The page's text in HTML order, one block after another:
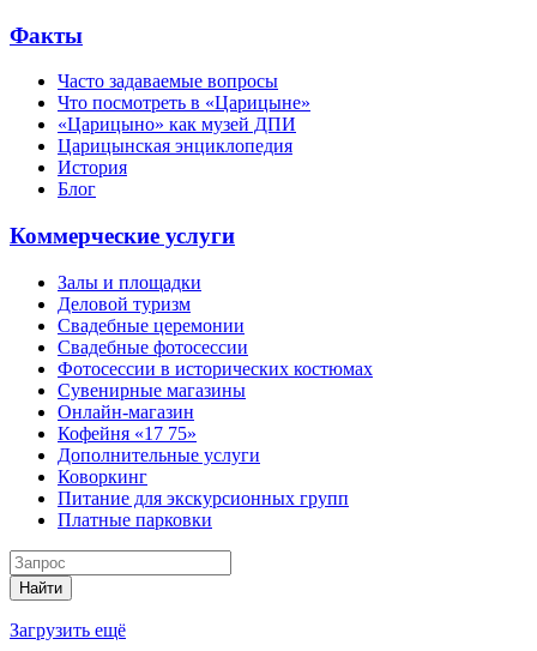
Факты
Часто задаваемые вопросы
Что посмотреть в «Царицыне»
«Царицыно» как музей ДПИ
Царицынская энциклопедия
История
Блог
Коммерческие услуги
Залы и площадки
Деловой туризм
Свадебные церемонии
Свадебные фотосессии
Фотосессии в исторических костюмах
Сувенирные магазины
Онлайн-магазин
Кофейня «17 75»
Дополнительные услуги
Коворкинг
Питание для экскурсионных групп
Платные парковки
Найти
Загрузить ещё